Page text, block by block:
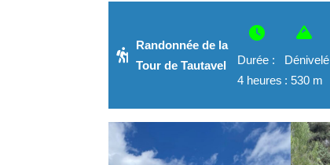
Randonnée de la
Tour de Tautavel
Durée :
4 heures
Dénivelé
: 530 m